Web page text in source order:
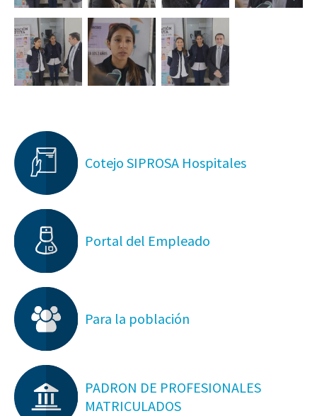
Cotejo SIPROSA Hospitales
Portal del Empleado
Para la población
PADRON DE PROFESIONALES
MATRICULADOS